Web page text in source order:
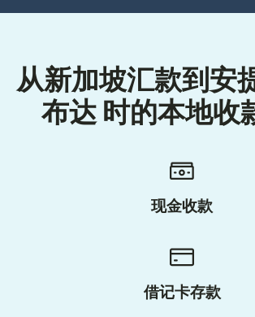
从新加坡汇款到安
布达 时的本地收
现金收款
借记卡存款